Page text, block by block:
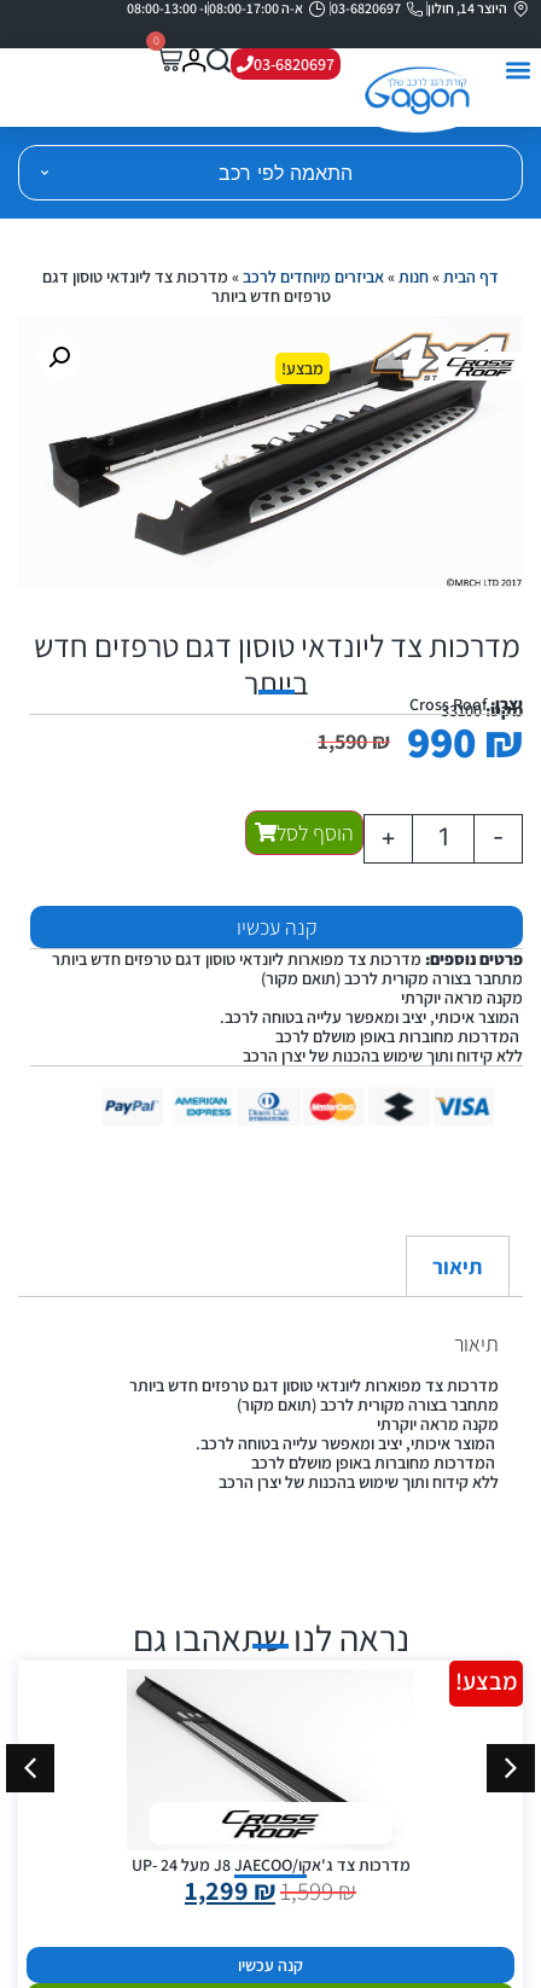
היוצר 14, חולון 03-6820697 א-ה 08:00-17:00 ו- 08:00-13:00
03-6820697
0
התאמה לפי רכב
דף הבית»חנות»אביזרים מיוחדים לרכב» מדרכות צד ליונדאי טוסון דגם
טרפזים חדש ביותר
מבצע!
מדרכות צד ליונדאי טוסון דגם טרפזים חדש
ביותר
יצרן:Cross Roofמקט:33100
1,590₪ 990₪
-
+ הוסף לסל
קנה עכשיו
פרטים נוספים: מדרכות צד מפוארות ליונדאי טוסון דגם טרפזים חדש ביותר
מתחבר בצורה מקורית לרכב (תואם מקור)
מקנה מראה יוקרתי
המוצר איכותי, יציב ומאפשר עלייה בטוחה לרכב.
המדרכות מחוברות באופן מושלם לרכב
ללא קידוח ותוך שימוש בהכנות של יצרן הרכב
תיאור
תיאור
מדרכות צד מפוארות ליונדאי טוסון דגם טרפזים חדש ביותר
מתחבר בצורה מקורית לרכב (תואם מקור)
מקנה מראה יוקרתי
המוצר איכותי, יציב ומאפשר עלייה בטוחה לרכב.
המדרכות מחוברות באופן מושלם לרכב
ללא קידוח ותוך שימוש בהכנות של יצרן הרכב
נראה לנו שתאהבו גם
מדרכות צד ג'אקו/J8 JAECOO מעל 24 -UP
1,599₪
1,299 ₪
קנה עכשיו
מבצע!